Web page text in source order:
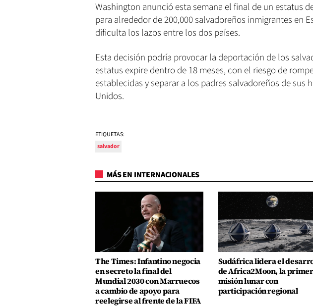
Washington anunció esta semana el final de un estatus
para alrededor de 200,000 salvadoreños inmigrantes en
dificulta los lazos entre los dos países.
Esta decisión podría provocar la deportación de los
estatus expire dentro de 18 meses, con el riesgo de
establecidas y separar a los padres salvadoreños de sus
Unidos.
ETIQUETAS:
salvador
MÁS EN INTERNACIONALES
The Times: Infantino negocia
en secreto la final del
Mundial 2030 con Marruecos
a cambio de apoyo para
reelegirse al frente de la FIFA
Sudáfrica lidera el
de Africa2Moon, la
misión lunar con
participación regional